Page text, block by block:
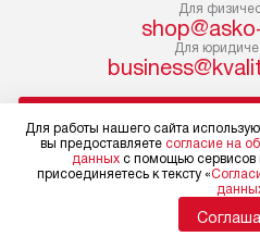
Для
Для
Политика
Условия
Карта
Для работы нашего сайта
вы предоставляете согласие на
данных с помощью сервисов
присоединяетесь к тексту «